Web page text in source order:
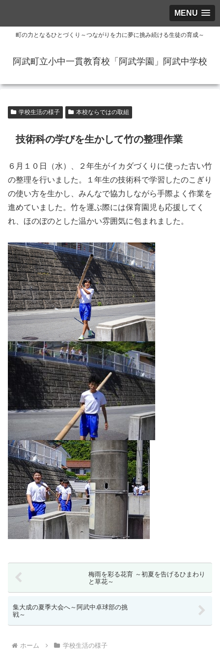
MENU
町の力となるひとづくり～つながりを力に夢に挑み続ける生徒の育成～
阿武町立小中一貫教育校「阿武学園」阿武中学校
学校生活の様子 本校ならではの取組
技術科の学びを生かして竹の整理作業
６月１０日（水）、２年生がイカダづくりに使った古い竹
の整理を行いました。１年生の技術科で学習したのこぎり
の使い方を生かし、みんなで協力しながら手際よく作業を
進めていました。竹を運ぶ際には保育園児も応援してく
れ、ほのぼのとした温かい雰囲気に包まれました。
梅雨を彩る花育 ～初夏を告げるひまわり
と草花～
集大成の夏季大会へ～阿武中卓球部の挑
戦～
ホーム 学校生活の様子